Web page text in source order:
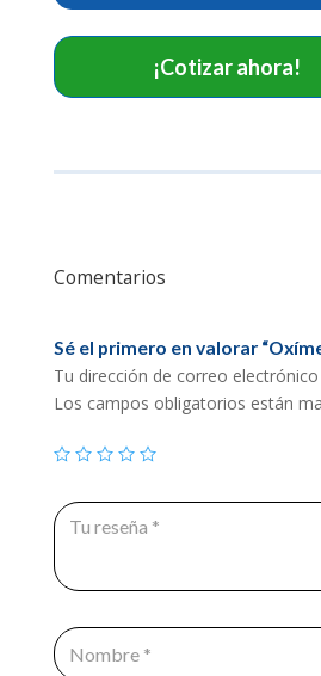
¡Cotizar ahora!
Comentarios
Sé el primero en valorar
Tu dirección de correo
Los campos obligatorios están